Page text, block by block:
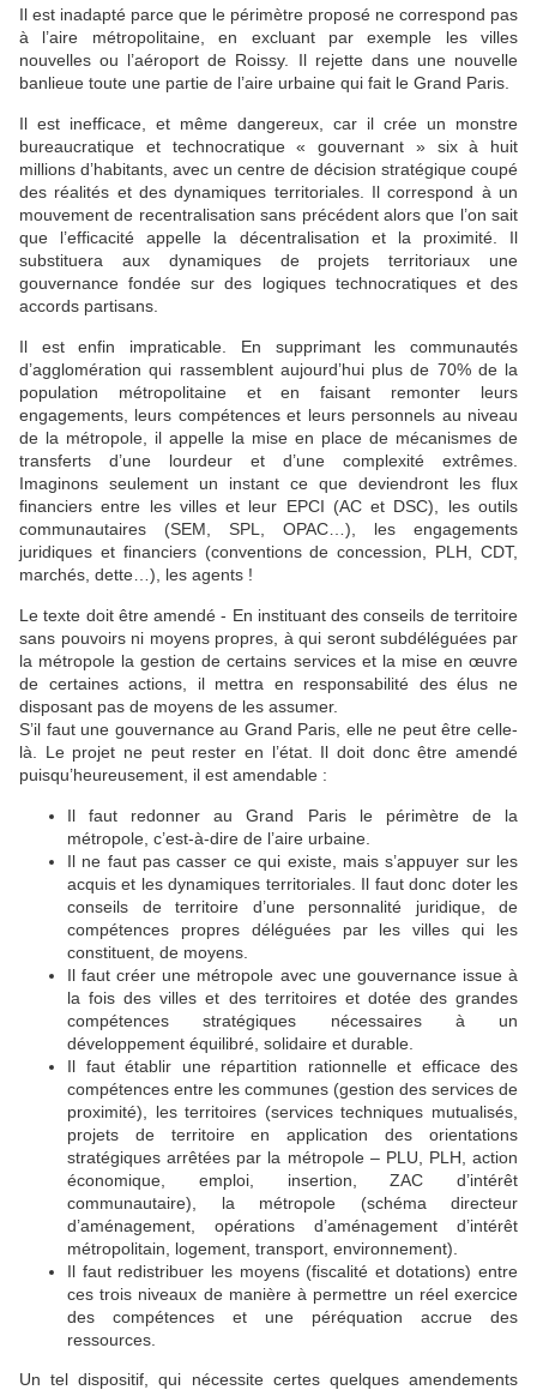
Il est inadapté parce que le périmètre proposé ne correspond pas
à l’aire métropolitaine, en excluant par exemple les villes
nouvelles ou l’aéroport de Roissy. Il rejette dans une nouvelle
banlieue toute une partie de l’aire urbaine qui fait le Grand Paris.
Il est inefficace, et même dangereux, car il crée un monstre
bureaucratique et technocratique « gouvernant » six à huit
millions d’habitants, avec un centre de décision stratégique coupé
des réalités et des dynamiques territoriales. Il correspond à un
mouvement de recentralisation sans précédent alors que l’on sait
que l’efficacité appelle la décentralisation et la proximité. Il
substituera aux dynamiques de projets territoriaux une
gouvernance fondée sur des logiques technocratiques et des
accords partisans.
Il est enfin impraticable. En supprimant les communautés
d’agglomération qui rassemblent aujourd’hui plus de 70% de la
population métropolitaine et en faisant remonter leurs
engagements, leurs compétences et leurs personnels au niveau
de la métropole, il appelle la mise en place de mécanismes de
transferts d’une lourdeur et d’une complexité extrêmes.
Imaginons seulement un instant ce que deviendront les flux
financiers entre les villes et leur EPCI (AC et DSC), les outils
communautaires (SEM, SPL, OPAC…), les engagements
juridiques et financiers (conventions de concession, PLH, CDT,
marchés, dette…), les agents !
Le texte doit être amendé - En instituant des conseils de territoire
sans pouvoirs ni moyens propres, à qui seront subdéléguées par
la métropole la gestion de certains services et la mise en œuvre
de certaines actions, il mettra en responsabilité des élus ne
disposant pas de moyens de les assumer.
S’il faut une gouvernance au Grand Paris, elle ne peut être celle-
là. Le projet ne peut rester en l’état. Il doit donc être amendé
puisqu’heureusement, il est amendable :
Il faut redonner au Grand Paris le périmètre de la
métropole, c’est-à-dire de l’aire urbaine.
Il ne faut pas casser ce qui existe, mais s’appuyer sur les
acquis et les dynamiques territoriales. Il faut donc doter les
conseils de territoire d’une personnalité juridique, de
compétences propres déléguées par les villes qui les
constituent, de moyens.
Il faut créer une métropole avec une gouvernance issue à
la fois des villes et des territoires et dotée des grandes
compétences stratégiques nécessaires à un
développement équilibré, solidaire et durable.
Il faut établir une répartition rationnelle et efficace des
compétences entre les communes (gestion des services de
proximité), les territoires (services techniques mutualisés,
projets de territoire en application des orientations
stratégiques arrêtées par la métropole – PLU, PLH, action
économique, emploi, insertion, ZAC d’intérêt
communautaire), la métropole (schéma directeur
d’aménagement, opérations d’aménagement d’intérêt
métropolitain, logement, transport, environnement).
Il faut redistribuer les moyens (fiscalité et dotations) entre
ces trois niveaux de manière à permettre un réel exercice
des compétences et une péréquation accrue des
ressources.
Un tel dispositif, qui nécessite certes quelques amendements